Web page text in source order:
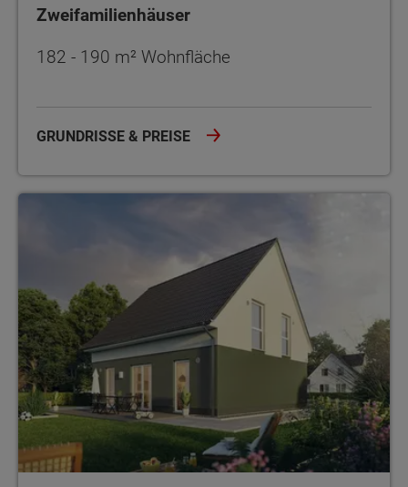
Zweifamilienhäuser
182 - 190 m² Wohnfläche
GRUNDRISSE & PREISE